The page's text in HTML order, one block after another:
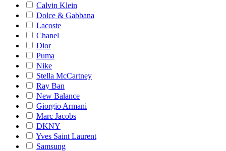
Calvin Klein
Dolce & Gabbana
Lacoste
Chanel
Dior
Puma
Nike
Stella McCartney
Ray Ban
New Balance
Giorgio Armani
Marc Jacobs
DKNY
Yves Saint Laurent
Samsung